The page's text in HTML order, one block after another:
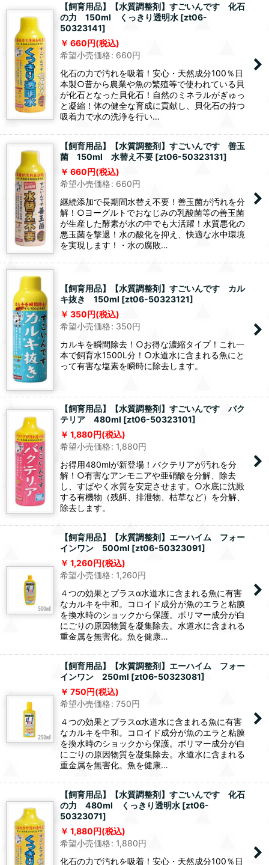
【飼育用品】【水質調整剤】すごいんです 化石
の力 150ml くっきり透明水 [zt06-
50323141]
660円(税込)
希望小売価格: 660円
化石の力で汚れを吸着！安心・天然成分100％日
本製○昔から農業や魚の繁殖等で使われている貝
が化石となった貝化石！自然のミネラルがぎゅっ
と凝縮！体の健全な育成に貢献し、貝化石の持つ
吸着力で水の洗浄を行い…
【飼育用品】【水質調整剤】すごいんです 善玉
菌 150ml 水替え不要 [zt06-50323131]
660円(税込)
希望小売価格: 660円
継続添加で長期間水替え不要！善玉菌が汚れを分
解！○ヨーグルトでおなじみの乳酸菌等の善玉菌
が生産した酵素が水の中でも大活躍！水質悪化の
悪玉菌を撃退！水の酸化を抑え、快適な水中環境
を実現します！・水の腐敗…
【飼育用品】【水質調整剤】すごいんです カル
キ抜き 150ml [zt06-50323121]
350円(税込)
希望小売価格: 350円
カルキを瞬間除去！○お得な濃縮タイプ！これ一
本で飼育水1500L分！○水道水に含まれる魚にと
って有害な塩素を瞬時に除去します。
【飼育用品】【水質調整剤】すごいんです バク
テリア 480ml [zt06-50323101]
1,880円(税込)
希望小売価格: 1,880円
お得用480mlが新登場！バクテリアが汚れを分
解！○有害なアンモニアや亜硝酸を分解、除去
し、すばやく水質を安定させます。○水底に沈殿
する有機物（残餌、排泄物、枯草など）を分解、
除去します。
【飼育用品】【水質調整剤】エーハイム フォー
インワン 500ml [zt06-50323091]
1,260円(税込)
希望小売価格: 1,260円
４つの効果とプラスα水道水に含まれる魚に有害
なカルキを中和。コロイド成分が魚のエラと粘膜
を換水時のショックから保護。ポリマー成分が白
にごりの原因物質を凝集除去。水道水に含まれる
重金属を無害化。魚を健康…
【飼育用品】【水質調整剤】エーハイム フォー
インワン 250ml [zt06-50323081]
750円(税込)
希望小売価格: 750円
４つの効果とプラスα水道水に含まれる魚に有害
なカルキを中和。コロイド成分が魚のエラと粘膜
を換水時のショックから保護。ポリマー成分が白
にごりの原因物質を凝集除去。水道水に含まれる
重金属を無害化。魚を健康…
【飼育用品】【水質調整剤】すごいんです 化石
の力 480ml くっきり透明水 [zt06-
50323071]
1,880円(税込)
希望小売価格: 1,880円
化石の力で汚れを吸着！安心・天然成分100％日